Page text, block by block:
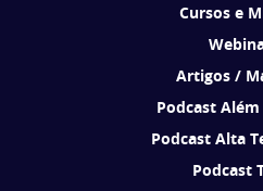
Cursos e
Artigos /
Podcast
Podcast Alta
Podcast